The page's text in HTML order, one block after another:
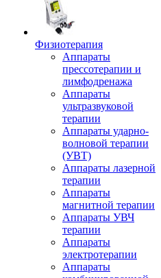
Физиотерапия
Аппараты
прессотерапии и
лимфодренажа
Аппараты
ультразвуковой
терапии
Аппараты ударно-
волновой терапии
(УВТ)
Аппараты лазерной
терапии
Аппараты
магнитной терапии
Аппараты УВЧ
терапии
Аппараты
электротерапии
Аппараты